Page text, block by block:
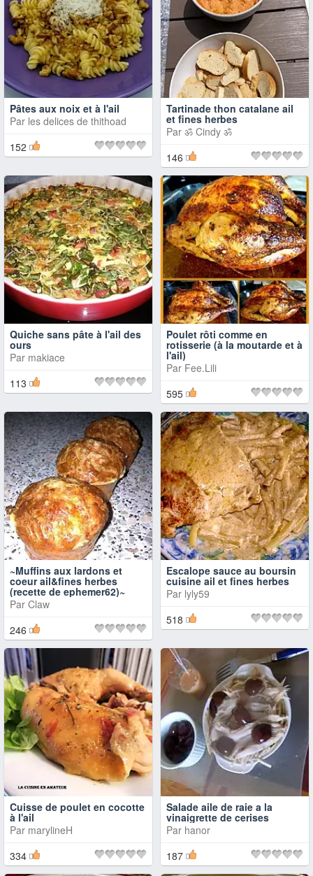
Pâtes aux noix et à l'ail
Par les delices de thithoad
152
Tartinade thon catalane ail
et fines herbes
Par ॐ Cindy ॐ
146
Quiche sans pâte à l'ail des
ours
Par makiace
113
Poulet rôti comme en
rotisserie (à la moutarde et à
l'ail)
Par Fee.Lili
595
~Muffins aux lardons et
coeur ail&fines herbes
(recette de ephemer62)~
Par Claw
246
Escalope sauce au boursin
cuisine ail et fines herbes
Par lyly59
518
Cuisse de poulet en cocotte
à l'ail
Par marylineH
334
Salade aile de raie a la
vinaigrette de cerises
Par hanor
187